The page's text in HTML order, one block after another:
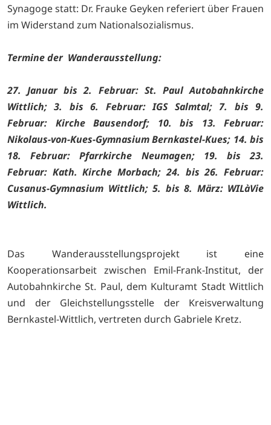
Synagoge statt: Dr. Frauke Geyken referiert über Frauen
im Widerstand zum Nationalsozialismus.
Termine der Wanderausstellung:
27. Januar bis 2. Februar: St. Paul Autobahnkirche
Wittlich; 3. bis 6. Februar: IGS Salmtal; 7. bis 9.
Februar: Kirche Bausendorf; 10. bis 13. Februar:
Nikolaus-von-Kues-Gymnasium Bernkastel-Kues; 14. bis
18. Februar: Pfarrkirche Neumagen; 19. bis 23.
Februar: Kath. Kirche Morbach; 24. bis 26. Februar:
Cusanus-Gymnasium Wittlich; 5. bis 8. März: WILàVie
Wittlich.
Das Wanderausstellungsprojekt ist eine
Kooperationsarbeit zwischen Emil-Frank-Institut, der
Autobahnkirche St. Paul, dem Kulturamt Stadt Wittlich
und der Gleichstellungsstelle der Kreisverwaltung
Bernkastel-Wittlich, vertreten durch Gabriele Kretz.